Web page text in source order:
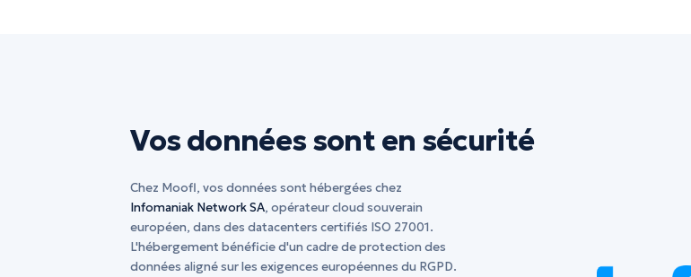
Vos données sont en sécurité
Chez Moofl, vos données sont hébergées chez
Infomaniak Network SA, opérateur cloud souverain
européen, dans des datacenters certifiés ISO 27001.
L'hébergement bénéficie d'un cadre de protection des
données aligné sur les exigences européennes du RGPD.